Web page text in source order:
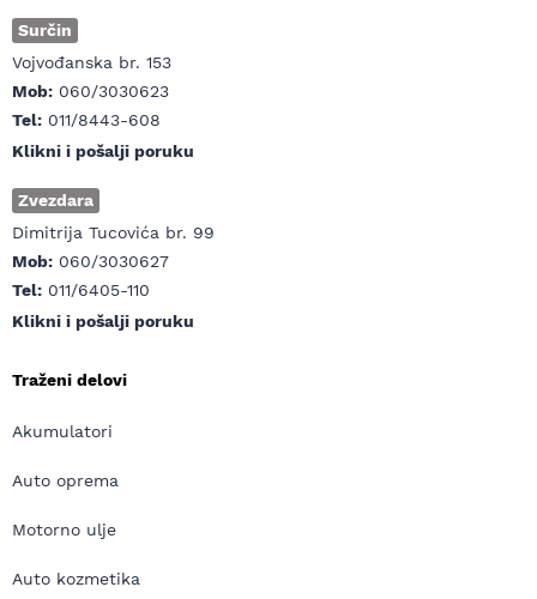
Surčin
Vojvođanska br. 153
Mob: 060/3030623
Tel: 011/8443-608
Klikni i pošalji poruku
Zvezdara
Dimitrija Tucovića br. 99
Mob: 060/3030627
Tel: 011/6405-110
Klikni i pošalji poruku
Traženi delovi
Akumulatori
Auto oprema
Motorno ulje
Auto kozmetika